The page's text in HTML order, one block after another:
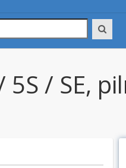
/ SE,